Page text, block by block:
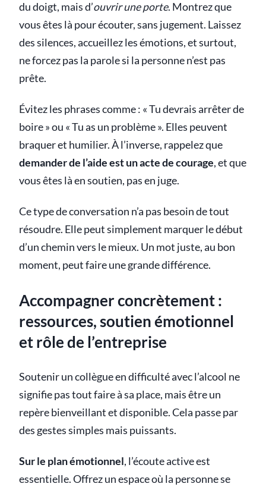
du doigt, mais d’ouvrir une porte. Montrez que
vous êtes là pour écouter, sans jugement. Laissez
des silences, accueillez les émotions, et surtout,
ne forcez pas la parole si la personne n’est pas
prête.
Évitez les phrases comme : « Tu devrais arrêter de
boire » ou « Tu as un problème ». Elles peuvent
braquer et humilier. À l’inverse, rappelez que
demander de l’aide est un acte de courage, et que
vous êtes là en soutien, pas en juge.
Ce type de conversation n’a pas besoin de tout
résoudre. Elle peut simplement marquer le début
d’un chemin vers le mieux. Un mot juste, au bon
moment, peut faire une grande différence.
Accompagner concrètement :
ressources, soutien émotionnel
et rôle de l’entreprise
Soutenir un collègue en difficulté avec l’alcool ne
signifie pas tout faire à sa place, mais être un
repère bienveillant et disponible. Cela passe par
des gestes simples mais puissants.
Sur le plan émotionnel, l’écoute active est
essentielle. Offrez un espace où la personne se